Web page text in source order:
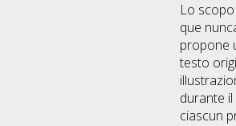
Lo
que
propone
testo
durante
ciascun